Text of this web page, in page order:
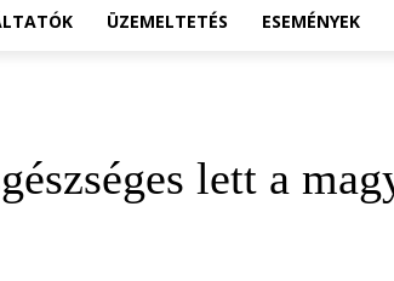
ÜZEMELTETÉS ESEMÉNYEK
lett a